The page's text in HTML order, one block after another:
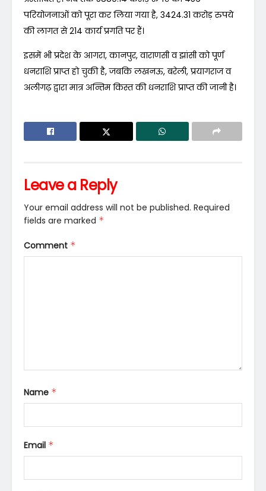
परियोजनाओं को पूरा कर लिया गया है, 3424.31 करोड़ रुपये
की लागत से 214 कार्य प्रगति पर हैं।
इसमें भी प्रदेश के आगरा, कानपुर, वाराणसी व झांसी को पूर्ण
धनराशि प्राप्त हो चुकी है, जबकि लखनऊ, बरेली, प्रयागराज व
अलीगढ़ द्वारा मात्र अन्तिम किस्त की धनराशि प्राप्त की जानी है।
Leave a Reply
Your email address will not be published. Required
fields are marked *
Comment *
Name *
Email *